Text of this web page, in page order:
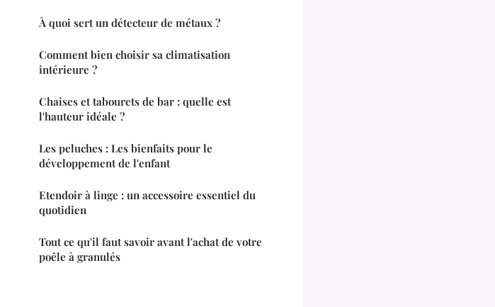
À quoi sert un détecteur de métaux ?
Comment bien choisir sa climatisation
intérieure ?
Chaises et tabourets de bar : quelle est
l'hauteur idéale ?
Les peluches : Les bienfaits pour le
développement de l'enfant
Etendoir à linge : un accessoire essentiel du
quotidien
Tout ce qu'il faut savoir avant l'achat de votre
poêle à granulés